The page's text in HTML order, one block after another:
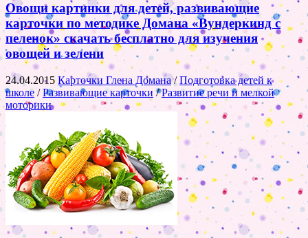
Овощи картинки для детей, развивающие
карточки по методике Домана «Вундеркинд с
пеленок» скачать бесплатно для изучения
овощей и зелени
24.04.2015Карточки Глена Домана/Подготовка детей к
школе /Развивающие карточки /Развитие речи и мелкой
моторики